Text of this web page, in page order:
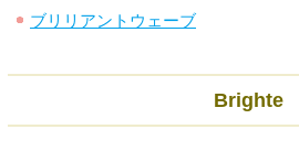
ブリリアントウェーブ
Brighte